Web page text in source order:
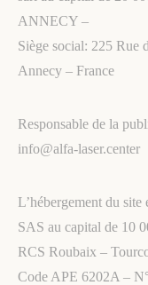
ANNECY –
Siège social: 225 Rue
Annecy – France
Responsable de la
info@alfa-laser.center
L’hébergement du
SAS au capital de 10
RCS Roubaix –
Code APE 6202A –